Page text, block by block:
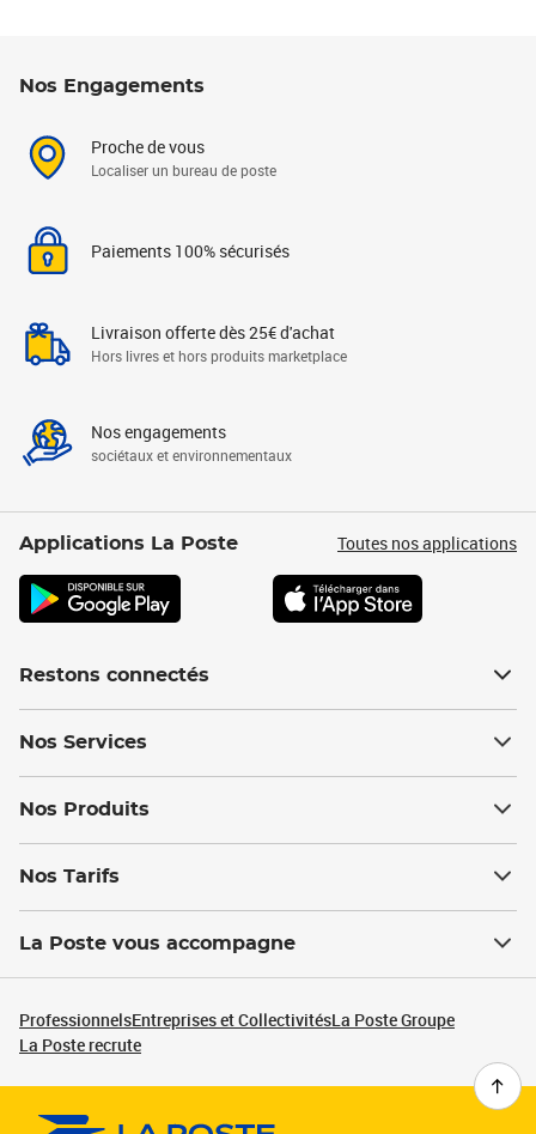
Nos Engagements
Proche de vous
Localiser un bureau de poste
Paiements 100% sécurisés
Livraison offerte dès 25€ d'achat
Hors livres et hors produits marketplace
Nos engagements
sociétaux et environnementaux
Applications La Poste Toutes nos applications
Restons connectés
Nos Services
Nos Produits
Nos Tarifs
La Poste vous accompagne
ProfessionnelsEntreprises et CollectivitésLa Poste Groupe
La Poste recrute